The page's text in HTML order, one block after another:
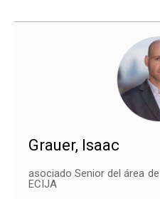
Grauer, Isaac
asociado Senior del área
ECIJA